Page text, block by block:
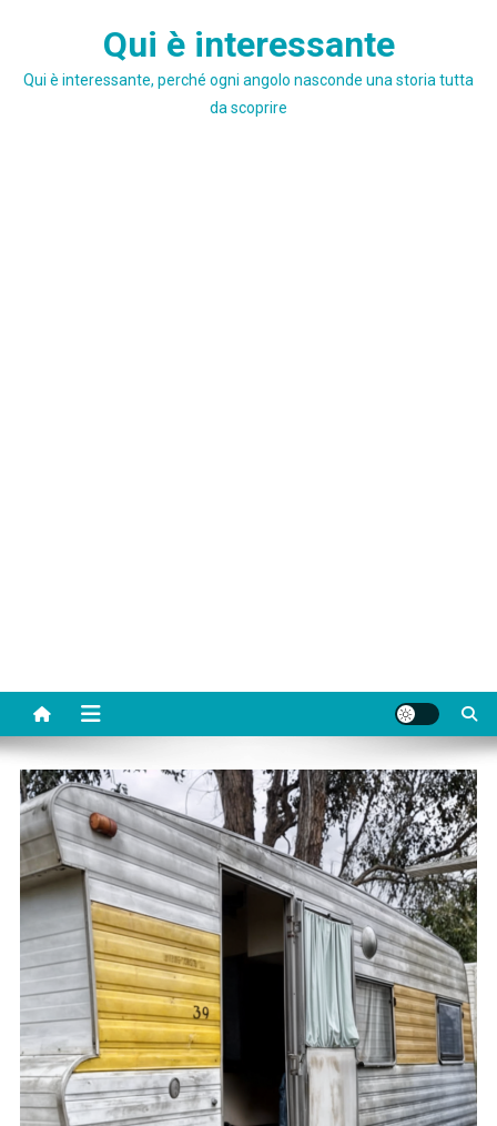
Qui è interessante
Qui è interessante, perché ogni angolo nasconde una storia tutta
da scoprire